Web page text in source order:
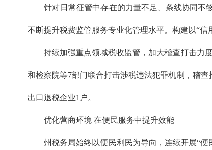
针对日常征管中存在的力量不足、条线协同不够
不断提升税费监管服务专业化管理水平。构建以“信
持续加强重点领域税收监管，加大稽查打击力度
和检察院等7部门联合打击涉税违法犯罪机制，稽
出口退税企业1户。
优化营商环境 在便民服务中提升效能
州税务局始终以便民利民为导向，连续开展“便民